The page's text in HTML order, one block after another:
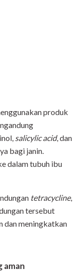
produk
salicylic acid, dan
bagi janin.
dalam tubuh ibu
tetracycline,
tersebut
dan meningkatkan
aman